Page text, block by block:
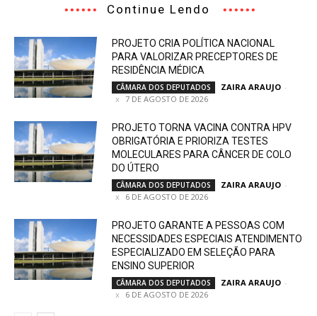
Continue Lendo
PROJETO CRIA POLÍTICA NACIONAL
PARA VALORIZAR PRECEPTORES DE
RESIDÊNCIA MÉDICA
CÂMARA DOS DEPUTADOS ZAIRA ARAUJO -
7 DE AGOSTO DE 2026
PROJETO TORNA VACINA CONTRA HPV
OBRIGATÓRIA E PRIORIZA TESTES
MOLECULARES PARA CÂNCER DE COLO
DO ÚTERO
CÂMARA DOS DEPUTADOS ZAIRA ARAUJO -
6 DE AGOSTO DE 2026
PROJETO GARANTE A PESSOAS COM
NECESSIDADES ESPECIAIS ATENDIMENTO
ESPECIALIZADO EM SELEÇÃO PARA
ENSINO SUPERIOR
CÂMARA DOS DEPUTADOS ZAIRA ARAUJO -
6 DE AGOSTO DE 2026